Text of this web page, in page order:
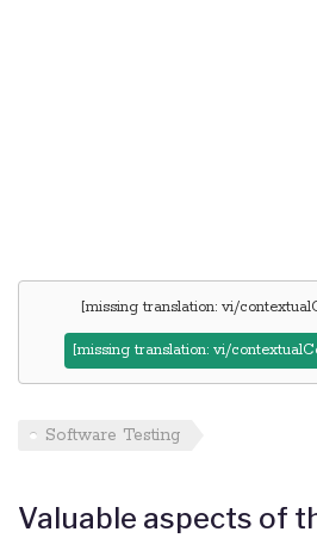
[missing translation: vi/
[missing translation: vi/
Software Testing
Valuable aspects of